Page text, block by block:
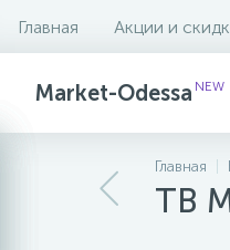
Главная Акции и
Market-Odessa NEW
Главная
ТВ
Фильтр